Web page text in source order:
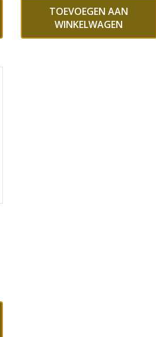
TOEVOEGEN AAN
WINKELWAGEN